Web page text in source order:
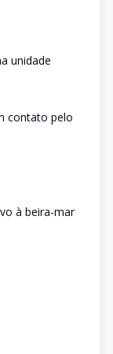
unidade
contato pelo
à beira-mar